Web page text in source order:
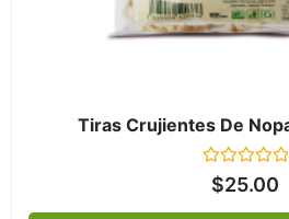
Tiras Crujientes De
Valorado
en$25.00